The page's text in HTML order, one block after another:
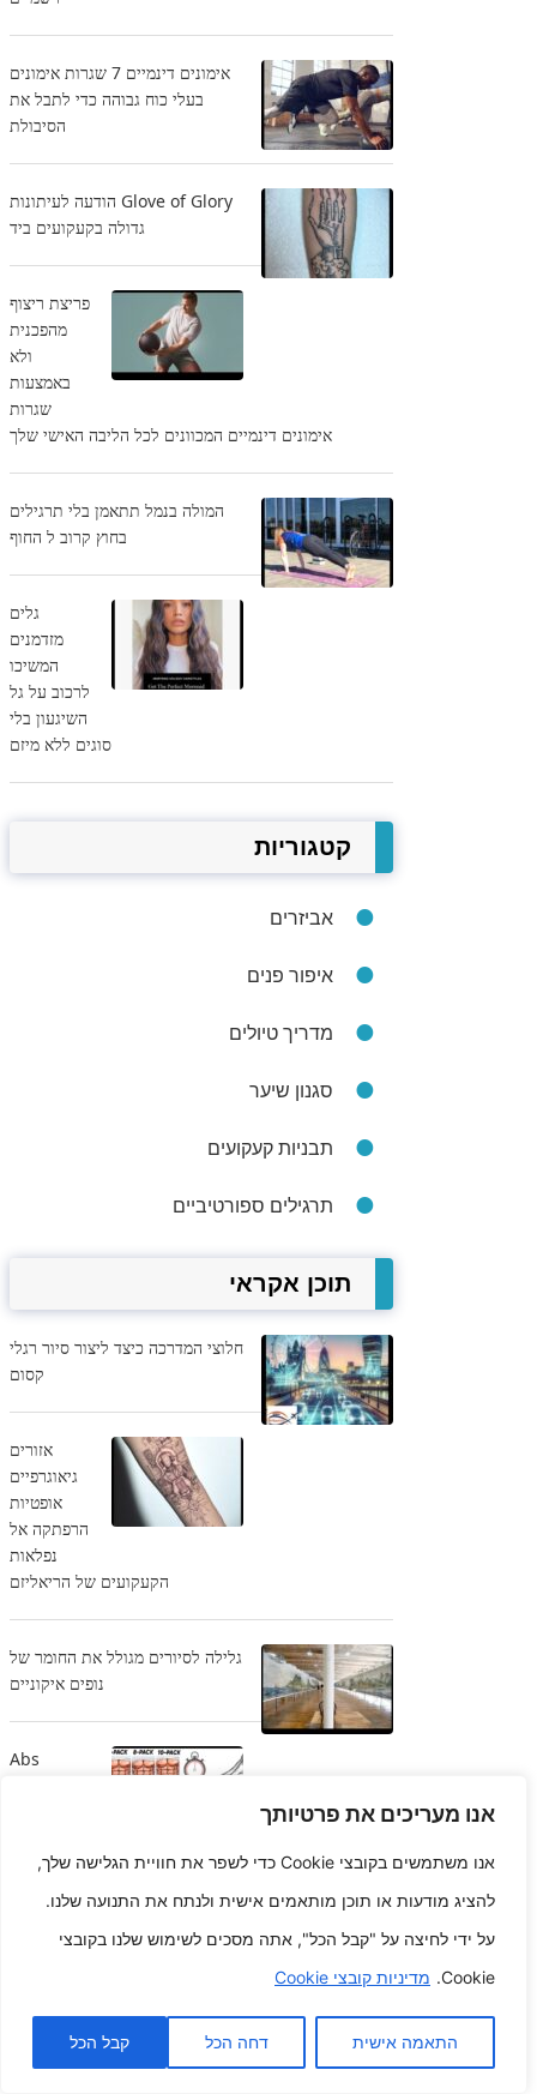
אנו מעריכים את פרטיותך
אנו משתמשים בקובצי Cookie כדי לשפר את חוויית הגלישה שלך,
להציג מודעות או תוכן מותאמים אישית ולנתח את התנועה שלנו.
על ידי לחיצה על "קבל הכל", אתה מסכים לשימוש שלנו בקובצי
Cookie. מדיניות קובצי Cookie
התאמה אישית דחה הכל קבל הכל
אימונים דינמיים 7 שגרות אימונים
בעלי כוח גבוהה כדי לתבל את
הסיבולת
Glove of Glory הודעה לעיתונות
גדולה בקעקועים ביד
פריצת ריצוף
מהפכנית
ולא
באמצעות
שגרות
אימונים דינמיים המכוונים לכל הליבה האישי שלך
המולה בנמל תתאמן בלי תרגילים
בחוץ קרוב ל החוף
גלים
מזדמנים
המשיכו
לרכוב על גל
השיגעון בלי
סוגים ללא מיזם
קטגוריות
אביזרים
איפור פנים
מדריך טיולים
סגנון שיער
תבניות קעקועים
תרגילים ספורטיביים
תוכן אקראי
חלוצי המדרכה כיצד ליצור סיור רגלי
קסום
אזורים
גיאוגרפיים
אופטיות
הרפתקה אל
נפלאות
הקעקועים של הריאליזם
גלילה לסיורים מגולל את החומר של
נופים איקוניים
Abs
האינדיבידואלי שלך ולא באמצעות האימונים הממוקדים
אלכימיית דיו